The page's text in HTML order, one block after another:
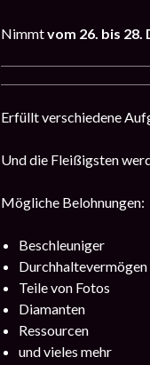
Nimmtvom 26. bis 28.
Erfüllt verschiedene
Und die Fleißigsten
Mögliche Belohnungen:
Beschleuniger
Durchhaltevermögen
Teile von Fotos
Diamanten
Ressourcen
und vieles mehr